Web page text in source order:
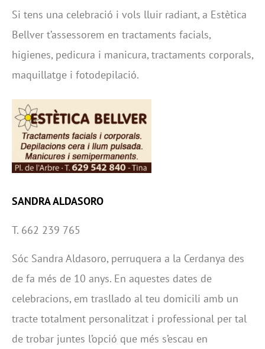
Si tens una celebració i vols lluir radiant, a Estètica
Bellver t’assessorem en tractaments facials,
higienes, pedicura i manicura, tractaments corporals,
maquillatge i fotodepilació.
SANDRA ALDASORO
T. 662 239 765
Sóc Sandra Aldasoro, perruquera a la Cerdanya des
de fa més de 10 anys. En aquestes dates de
celebracions, em trasllado al teu domicili amb un
tracte totalment personalitzat i professional per tal
de trobar juntes l’opció que més s’escau en